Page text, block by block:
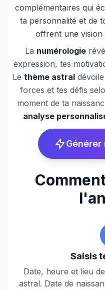
complémentaires qui
ta personnalité et de
offrent une vision
La numérologie
expression, tes
Le thème astraldévoile
forces et tes défis
moment de ta
analyse
Générer
Saisis
Date, heure et lieu
astral. Date de